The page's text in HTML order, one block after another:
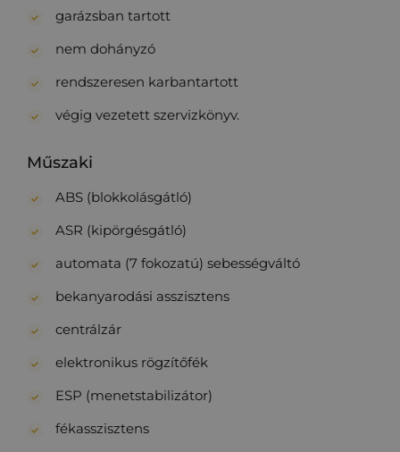
garázsban tartott
nem dohányzó
rendszeresen karbantartott
végig vezetett szervizkönyv.
Műszaki
ABS (blokkolásgátló)
ASR (kipörgésgátló)
automata (7 fokozatú) sebességváltó
bekanyarodási asszisztens
centrálzár
elektronikus rögzítőfék
ESP (menetstabilizátor)
fékasszisztens